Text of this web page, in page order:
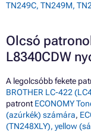
TN249C, TN249M,
Olcsó
L8340CDW
A legolcsóbb fekete
BROTHER LC-422
patront ECONOMY
(azúrkék) számára,
(TN248XLY), yellow